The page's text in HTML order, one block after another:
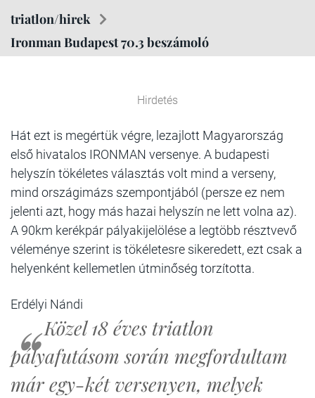
triatlon/hirek
Ironman Budapest 70.3 beszámoló
Hirdetés
Hát ezt is megértük végre, lezajlott Magyarország
első hivatalos IRONMAN versenye. A budapesti
helyszín tökéletes választás volt mind a verseny,
mind országimázs szempontjából (persze ez nem
jelenti azt, hogy más hazai helyszín ne lett volna az).
A 90km kerékpár pályakijelölése a legtöbb résztvevő
véleménye szerint is tökéletesre sikeredett, ezt csak a
helyenként kellemetlen útminőség torzította.
Erdélyi Nándi
Közel 18 éves triatlon
pályafutásom során megfordultam
már egy-két versenyen, melyek